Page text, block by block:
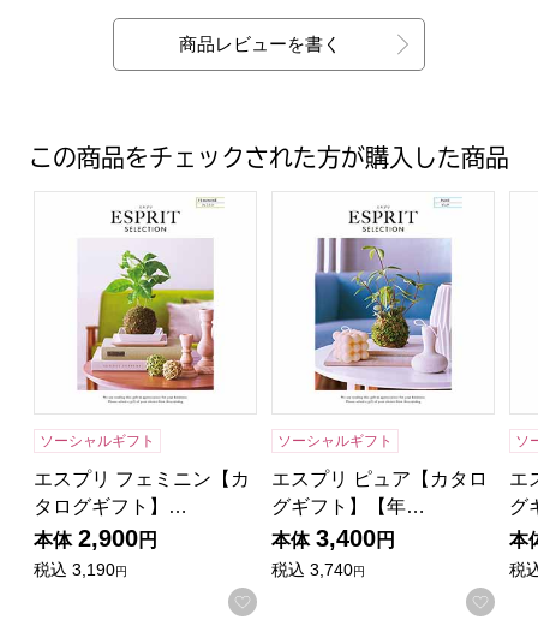
商品レビューを書く
この商品をチェックされた方が購入した商品
エスプリ フェミニン【カタログギフト】【年間ギフト】
ソーシャルギフト
エスプリ フェミニン【カ
タログギフト】…
本体 2,900円
税込 3,190円
お気に入りに登録する
エスプリ ピュア【カタログギ
ソーシャルギフト
エスプリ ピュア【カタロ
グギフト】【年…
本体 3,400円
税込 3,740円
お気
ソ
エ
グ
本
税